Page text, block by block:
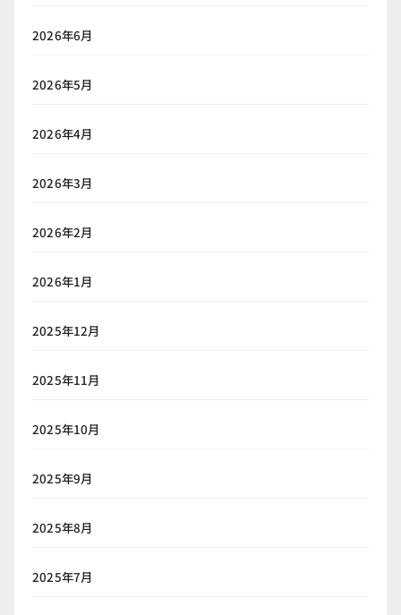
2026年6月
2026年5月
2026年4月
2026年3月
2026年2月
2026年1月
2025年12月
2025年11月
2025年10月
2025年9月
2025年8月
2025年7月